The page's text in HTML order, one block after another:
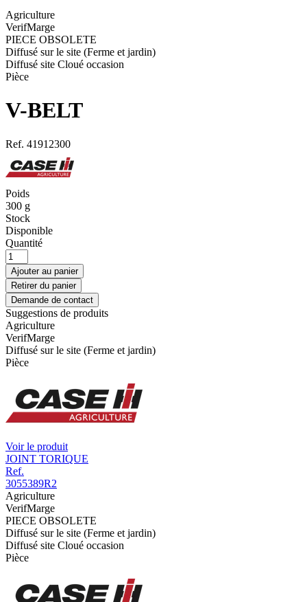
Agriculture
VerifMarge
PIECE OBSOLETE
Diffusé sur le site (Ferme et jardin)
Diffusé site Cloué occasion
Pièce
V-BELT
Ref. 41912300
Poids
300 g
Stock
Disponible
Quantité
Ajouter au panier
Retirer du panier
Demande de contact
Suggestions de produits
Agriculture
VerifMarge
Diffusé sur le site (Ferme et jardin)
Pièce
Voir le produit
JOINT TORIQUE
Ref.
3055389R2
Agriculture
VerifMarge
PIECE OBSOLETE
Diffusé sur le site (Ferme et jardin)
Diffusé site Cloué occasion
Pièce